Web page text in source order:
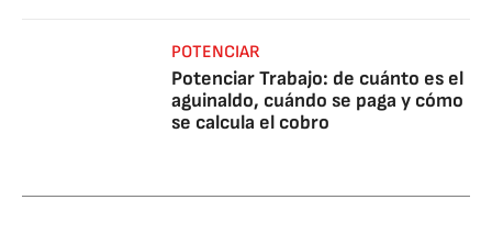
POTENCIAR
Potenciar Trabajo: de cuánto es el
aguinaldo, cuándo se paga y cómo
se calcula el cobro